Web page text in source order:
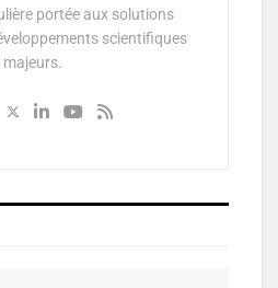
portée aux solutions
scientifiques
majeurs.